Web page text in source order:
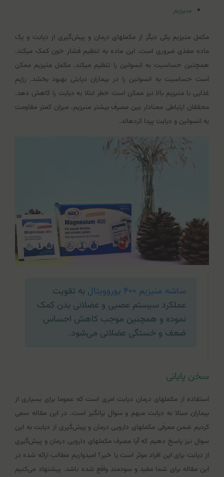
منیزیم
مکمل منیزیم یکی دیگر از مکمل‎های درمان و پیش‌گیری از دیابت و یک
ماده مغذی ضروری است. این ماده به تنظیم فشار خون کمک می‎کند.
همچنین حساسیت به انسولین را تنظیم می‎کند. مکمل منیزیم ممکن
است حساسیت به انسولین را در بیماران دیابتی بهبود بخشد. رژیم
غذایی با منیزیم بالا نیز ممکن است خطر ابتلا به دیابت را کاهش دهد.
محققان ارتباطی معنادار بین مصرف بیشتر منیزیم، میزان کمتر مقاومت
به انسولین و دیابت پیدا کرده‎اند.
ساشه منیزیم ۴۰۰ یوروویتال
به تقویت
عملکرد سیستم عصبی و عضلانی بدن کمک
نموده و همچنین موجب کاهش احساس
ضعف و خستگی عضلانی می‌شود.
سخن پایانی
استفاده از مکمل‎های درمان دیابت امری است که عموما برای بسیاری از
بیماران مبتلا به دیابت مبهم و سوال بر‌انگیز است. در این مقاله سعی
کردیم ضمن معرفی مکمل‎های دارویی درمان و پیش‌گیری از دیابت به این
سوال نیز پاسخ دهیم که آیا مصرف مکمل‎های دارویی درمان و پیش‌گیری
از دیابت برای این افراد موثر است یا خیر؟ امیدواریم مطالب ارائه شده در
این مقاله برای شما مفید و سودمند واقع شده باشد. پیشنهاد می‌کنیم